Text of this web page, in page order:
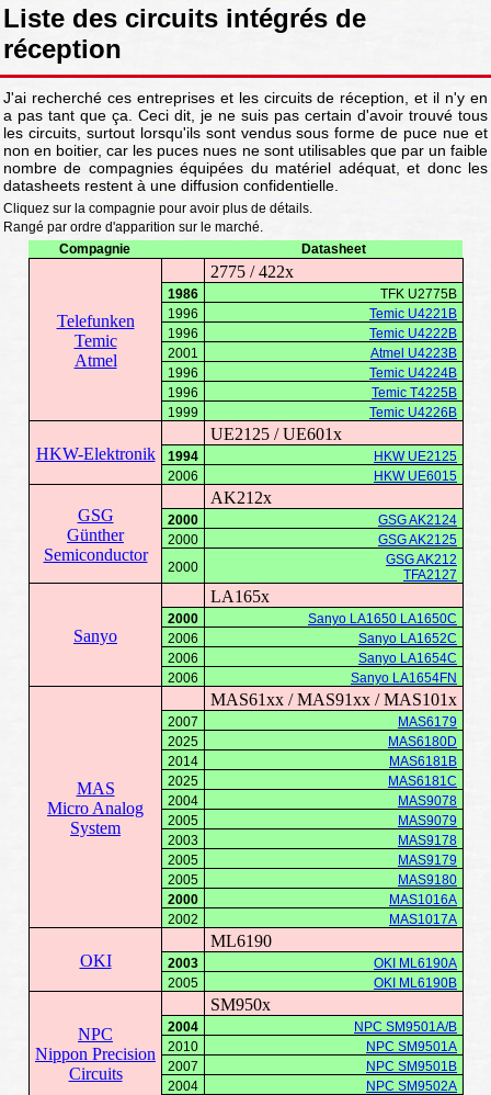
Liste des circuits intégrés de
réception
J'ai recherché ces entreprises et les circuits de réception, et il n'y en
a pas tant que ça. Ceci dit, je ne suis pas certain d'avoir trouvé tous
les circuits, surtout lorsqu'ils sont vendus sous forme de puce nue et
non en boitier, car les puces nues ne sont utilisables que par un faible
nombre de compagnies équipées du matériel adéquat, et donc les
datasheets restent à une diffusion confidentielle.
Cliquez sur la compagnie pour avoir plus de détails.
Rangé par ordre d'apparition sur le marché.
Compagnie Datasheet
Telefunken
Temic
Atmel
2775 / 422x
1986
TFK U2775B
1996
Temic U4221B
1996
Temic U4222B
2001
Atmel U4223B
1996
Temic U4224B
1996
Temic T4225B
1999
Temic U4226B
HKW-Elektronik
UE2125 / UE601x
1994
HKW UE2125
2006
HKW UE6015
GSG
Günther
Semiconductor
AK212x
2000
GSG AK2124
2000
GSG AK2125
2000
GSG AK212
TFA2127
Sanyo
LA165x
2000
Sanyo LA1650 LA1650C
2006
Sanyo LA1652C
2006
Sanyo LA1654C
2006
Sanyo LA1654FN
MAS
Micro Analog
System
MAS61xx / MAS91xx / MAS101x
2007
MAS6179
2025
MAS6180D
2014
MAS6181B
2025
MAS6181C
2004
MAS9078
2005
MAS9079
2003
MAS9178
2005
MAS9179
2005
MAS9180
2000
MAS1016A
2002
MAS1017A
OKI
ML6190
2003
OKI ML6190A
2005
OKI ML6190B
NPC
Nippon Precision
Circuits
SM950x
2004
NPC SM9501A/B
2010
NPC SM9501A
2007
NPC SM9501B
2004
NPC SM9502A